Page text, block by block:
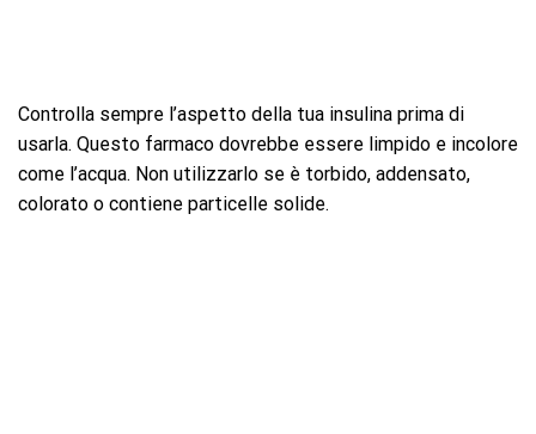
Controlla sempre l’aspetto della tua insulina prima di
usarla. Questo farmaco dovrebbe essere limpido e incolore
come l’acqua. Non utilizzarlo se è torbido, addensato,
colorato o contiene particelle solide.